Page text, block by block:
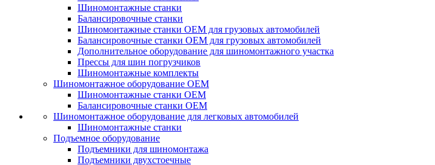
Шиномонтажные станки
Балансировочные станки
Шиномонтажные станки ОЕМ для грузовых автомобилей
Балансировочные станки ОЕМ для грузовых автомобилей
Дополнительное оборудование для шиномонтажного участка
Прессы для шин погрузчиков
Шиномонтажные комплекты
Шиномонтажное оборудование ОЕМ
Шиномонтажные станки ОЕМ
Балансировочные станки ОЕМ
Шиномонтажное оборудование для легковых автомобилей
Шиномонтажные станки
Подъемное оборудование
Подъемники для шиномонтажа
Подъемники двухстоечные